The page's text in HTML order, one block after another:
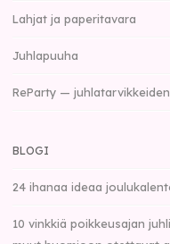
Lahjat ja paperitavara
Juhlapuuha
ReParty —
BLOGI
24 ihanaa ideaa
10 vinkkiä poikkeusajan